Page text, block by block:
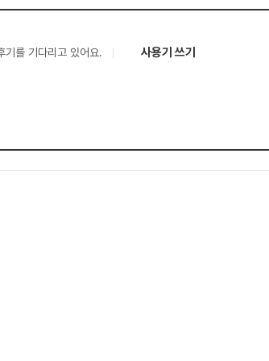
기를 기다리고 있어요. 사용기 쓰기